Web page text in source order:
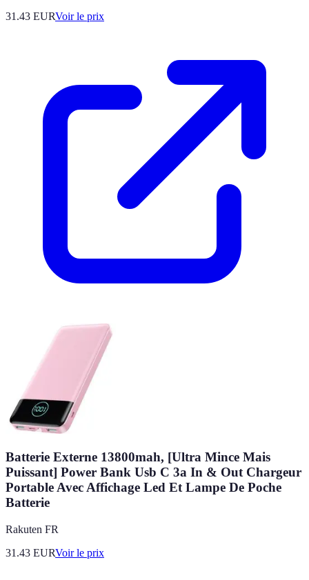
31.43 EURVoir le prix
Batterie Externe 13800mah, [Ultra Mince Mais
Puissant] Power Bank Usb C 3a In & Out Chargeur
Portable Avec Affichage Led Et Lampe De Poche
Batterie
Rakuten FR
31.43 EURVoir le prix